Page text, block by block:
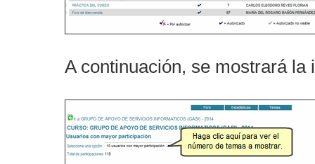
A continuación, se mostrará la